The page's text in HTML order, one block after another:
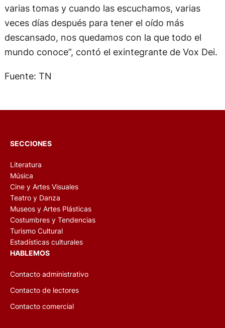
varias tomas y cuando las escuchamos, varias
veces días después para tener el oído más
descansado, nos quedamos con la que todo el
mundo conoce”, contó el exintegrante de Vox Dei.
Fuente: TN
SECCIONES
Literatura
Música
Cine y Artes Visuales
Teatro y Danza
Museos y Artes Plásticas
Costumbres y Tendencias
Turismo Cultural
Estadísticas culturales
HABLEMOS
Contacto administrativo
Contacto de lectores
Contacto comercial